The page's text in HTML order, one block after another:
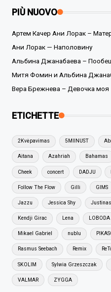
PIÙ NUOVO
Артем Качер Ани Лорак –
Ани Лорак — Наполовину
Альбина Джанабаева –
Митя Фомин и Альбина
Вера Брежнева – Девочка моя
ETICHETTE
2Kvėpavimas 5MIINUST
Aitana Azahriah Bahamas
Cheek concert DADJU
Follow The Flow Gilli GIMS
Jazzu Jessica Shy
Kendji Girac Lena LOBODA
Mikael Gabriel nublu
Rasmus Seebach Remix
SKOLIM Sylwia Grzeszczak
VALMAR ZYGGA